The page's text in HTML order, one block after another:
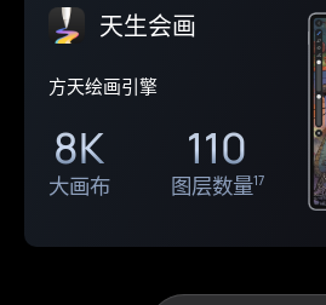
中望 CAD
工程处理
2倍
悟空图像
RAW 图像滤镜
5倍
天生会画
方天绘画引擎
8K
大画布
110
图层数量17